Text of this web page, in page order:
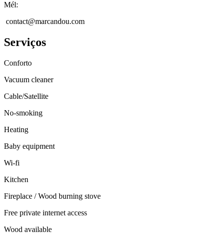
Mél:
contact@marcandou.com
Serviços
Conforto
Vacuum cleaner
Cable/Satellite
No-smoking
Heating
Baby equipment
Wi-fi
Kitchen
Fireplace / Wood burning stove
Free private internet access
Wood available